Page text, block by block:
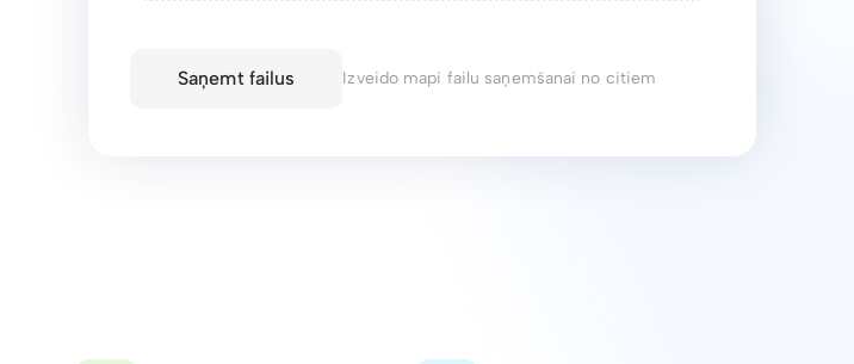
Saņemt failus Izveido mapi failu saņemšanai no citiem